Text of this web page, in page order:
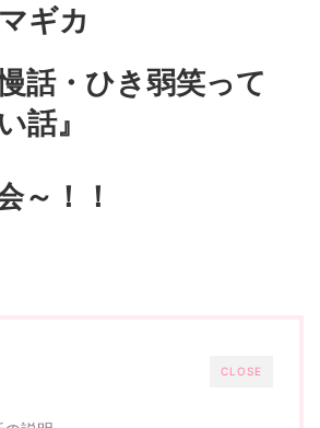
ギカ
話・ひき弱笑って
話』
～！！
CLOSE